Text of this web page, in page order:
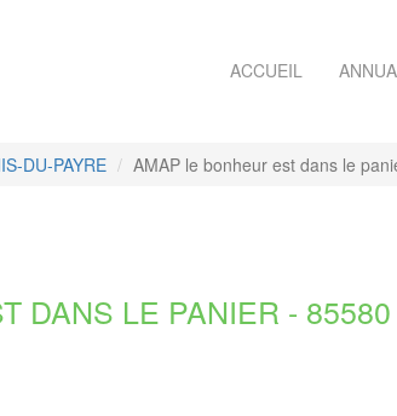
ACCUEIL
DU-PAYRE AMAP le bonheur est dans le
DANS LE PANIER -